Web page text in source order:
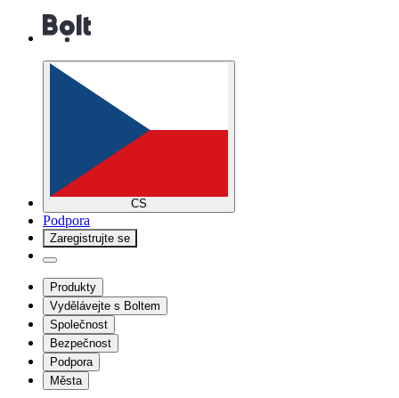
CS
Podpora
Zaregistrujte se
Produkty
Vydělávejte s Boltem
Společnost
Bezpečnost
Podpora
Města